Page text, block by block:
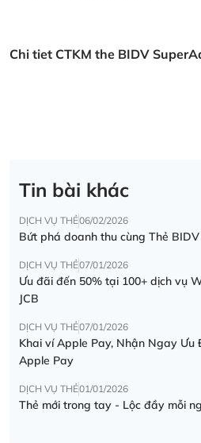
Chi tiet CTKM the BIDV
Tin bài khác
DỊCH VỤ THẺ06/02/2026
Bứt phá doanh thu cùng Thẻ
DỊCH VỤ THẺ07/01/2026
Ưu đãi đến 50% tại 100+ dịch vụ
JCB
DỊCH VỤ THẺ07/01/2026
Khai ví Apple Pay, Nhận Ngay Ưu
Apple Pay
DỊCH VỤ THẺ01/01/2026
Thẻ mới trong tay - Lộc đầy mỗi